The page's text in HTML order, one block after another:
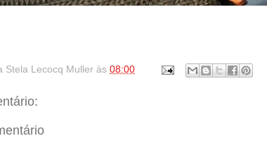
Stela Lecocq Muller às 08:00